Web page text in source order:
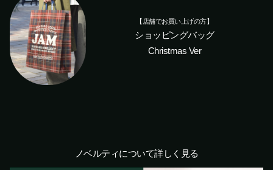
【店舗でお買い上げの方】
ショッピングバッグ
Christmas Ver
ノベルティについて詳しく見る